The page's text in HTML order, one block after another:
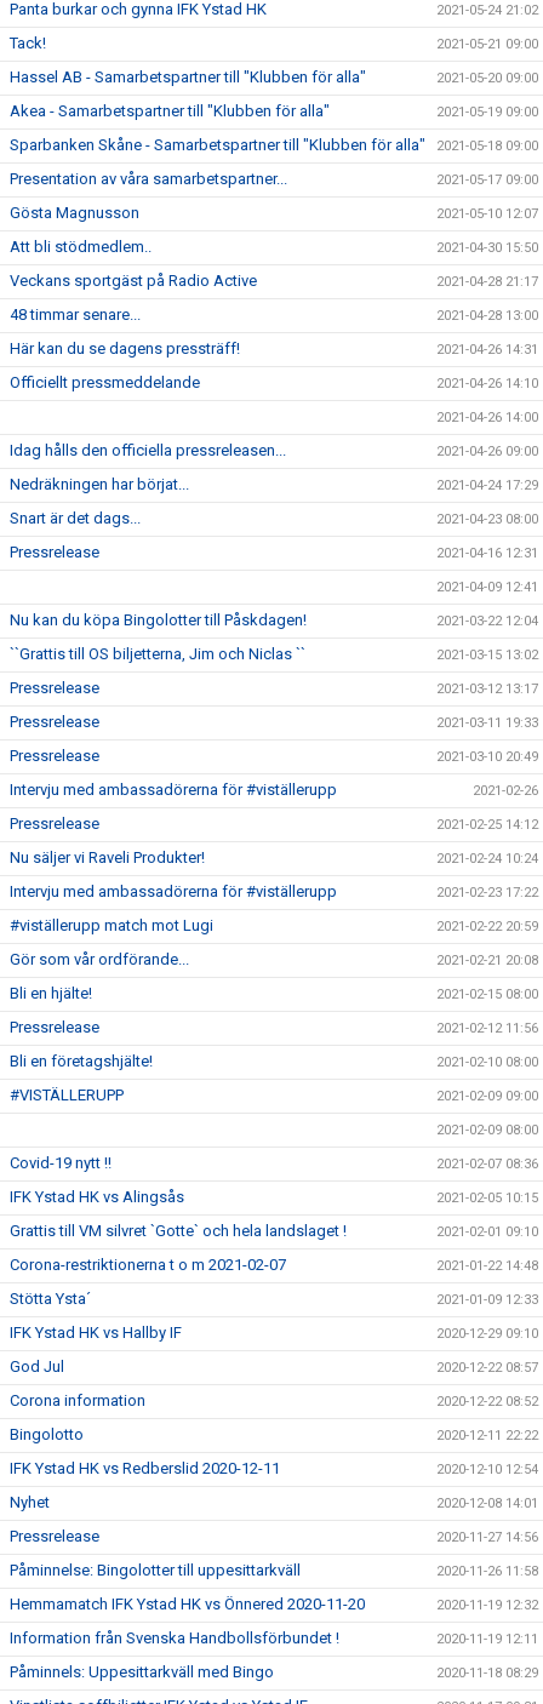
Panta burkar och gynna IFK Ystad HK 2021-05-24 21:02
Tack! 2021-05-21 09:00
Hassel AB - Samarbetspartner till "Klubben för alla" 2021-05-20 09:00
Akea - Samarbetspartner till "Klubben för alla" 2021-05-19 09:00
Sparbanken Skåne - Samarbetspartner till "Klubben för alla" 2021-05-18 09:00
Presentation av våra samarbetspartner... 2021-05-17 09:00
Gösta Magnusson 2021-05-10 12:07
Att bli stödmedlem.. 2021-04-30 15:50
Veckans sportgäst på Radio Active 2021-04-28 21:17
48 timmar senare... 2021-04-28 13:00
Här kan du se dagens pressträff! 2021-04-26 14:31
Officiellt pressmeddelande 2021-04-26 14:10
2021-04-26 14:00
Idag hålls den officiella pressreleasen... 2021-04-26 09:00
Nedräkningen har börjat... 2021-04-24 17:29
Snart är det dags... 2021-04-23 08:00
Pressrelease 2021-04-16 12:31
2021-04-09 12:41
Nu kan du köpa Bingolotter till Påskdagen! 2021-03-22 12:04
``Grattis till OS biljetterna, Jim och Niclas `` 2021-03-15 13:02
Pressrelease 2021-03-12 13:17
Pressrelease 2021-03-11 19:33
Pressrelease 2021-03-10 20:49
Intervju med ambassadörerna för #viställerupp 2021-02-26
Pressrelease 2021-02-25 14:12
Nu säljer vi Raveli Produkter! 2021-02-24 10:24
Intervju med ambassadörerna för #viställerupp 2021-02-23 17:22
#viställerupp match mot Lugi 2021-02-22 20:59
Gör som vår ordförande... 2021-02-21 20:08
Bli en hjälte! 2021-02-15 08:00
Pressrelease 2021-02-12 11:56
Bli en företagshjälte! 2021-02-10 08:00
#VISTÄLLERUPP 2021-02-09 09:00
2021-02-09 08:00
Covid-19 nytt !! 2021-02-07 08:36
IFK Ystad HK vs Alingsås 2021-02-05 10:15
Grattis till VM silvret `Gotte` och hela landslaget ! 2021-02-01 09:10
Corona-restriktionerna t o m 2021-02-07 2021-01-22 14:48
Stötta Ysta´ 2021-01-09 12:33
IFK Ystad HK vs Hallby IF 2020-12-29 09:10
God Jul 2020-12-22 08:57
Corona information 2020-12-22 08:52
Bingolotto 2020-12-11 22:22
IFK Ystad HK vs Redberslid 2020-12-11 2020-12-10 12:54
Nyhet 2020-12-08 14:01
Pressrelease 2020-11-27 14:56
Påminnelse: Bingolotter till uppesittarkväll 2020-11-26 11:58
Hemmamatch IFK Ystad HK vs Önnered 2020-11-20 2020-11-19 12:32
Information från Svenska Handbollsförbundet ! 2020-11-19 12:11
Påminnels: Uppesittarkväll med Bingo 2020-11-18 08:29